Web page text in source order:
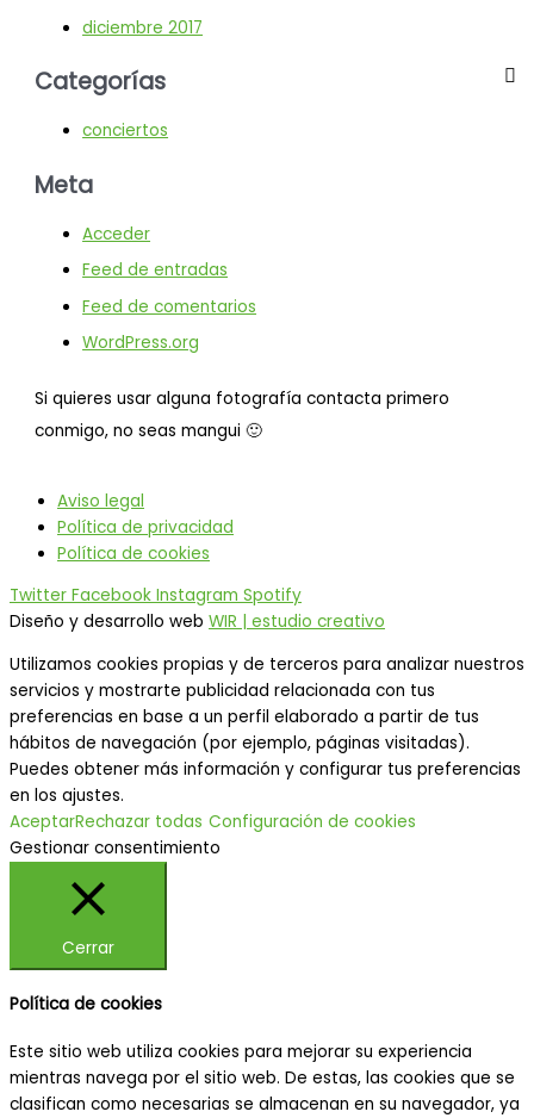
diciembre 2017
Categorías
conciertos
Meta
Acceder
Feed de entradas
Feed de comentarios
WordPress.org
Si quieres usar alguna fotografía contacta primero
conmigo, no seas mangui 🙂
Aviso legal
Política de privacidad
Política de cookies
Twitter Facebook Instagram Spotify
Diseño y desarrollo web WIR | estudio creativo
Utilizamos cookies propias y de terceros para analizar nuestros
servicios y mostrarte publicidad relacionada con tus
preferencias en base a un perfil elaborado a partir de tus
hábitos de navegación (por ejemplo, páginas visitadas).
Puedes obtener más información y configurar tus preferencias
en los ajustes.
AceptarRechazar todas Configuración de cookies
Gestionar consentimiento
Cerrar
Política de cookies
Este sitio web utiliza cookies para mejorar su experiencia
mientras navega por el sitio web. De estas, las cookies que se
clasifican como necesarias se almacenan en su navegador, ya